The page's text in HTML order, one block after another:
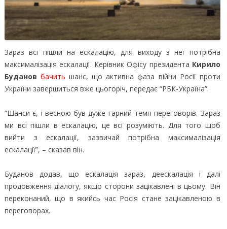
Зараз всі пішли на ескалацію, для виходу з неї потрібна
максималізація ескалації. Керівник Офісу президента Кирило
Буданов бачить шанс, що активна фаза війни Росії проти
України завершиться вже цьогоріч, передає “РБК-Україна”.
“Шанси є, і весною був дуже гарний темп переговорів. Зараз
ми всі пішли в ескалацію, це всі розуміють. Для того щоб
вийти з ескалації, зазвичай потрібна максималізація
ескалації”, – сказав він.
Буданов додав, що ескалація зараз, деескалація і далі
продовження діалогу, якщо сторони зацікавлені в цьому. Він
переконаний, що в якийсь час Росія стане зацікавленою в
переговорах.